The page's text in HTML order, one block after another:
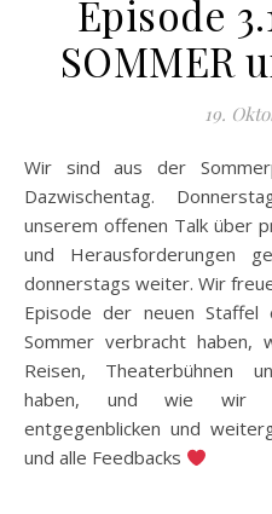
Episode
SOMMER
19.
Wir sind aus der Sommerpause zurück mit unserem
Dazwischentag.
unserem offenen Talk über
und Herausforderungen
donnerstags weiter. Wir
Episode der neuen
Sommer verbracht
Reisen, Theaterbühnen
haben, und wie wir
entgegenblicken und
und alle Feedbacks